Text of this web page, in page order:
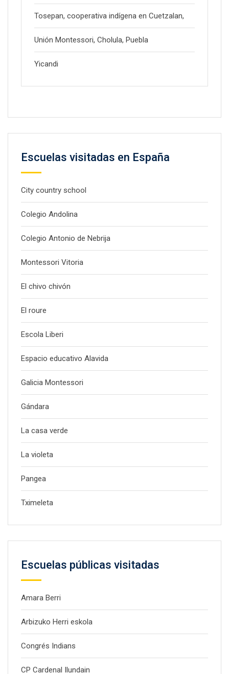
Tosepan, cooperativa indígena en Cuetzalan,
Unión Montessori, Cholula, Puebla
Yicandi
Escuelas visitadas en España
City country school
Colegio Andolina
Colegio Antonio de Nebrija
Montessori Vitoria
El chivo chivón
El roure
Escola Liberi
Espacio educativo Alavida
Galicia Montessori
Gándara
La casa verde
La violeta
Pangea
Tximeleta
Escuelas públicas visitadas
Amara Berri
Arbizuko Herri eskola
Congrés Indians
CP Cardenal Ilundain